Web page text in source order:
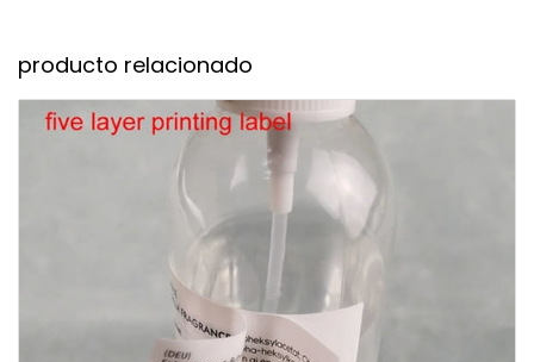
producto relacionado